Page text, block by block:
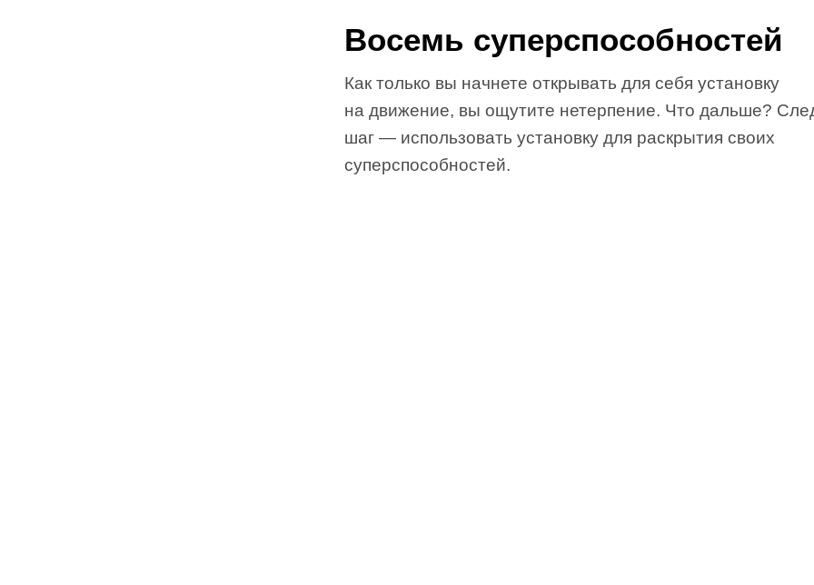
Восемь суперспособностей
Как только вы начнете открывать для себя установку
на движение, вы ощутите нетерпение. Что дальше?
шаг — использовать установку для раскрытия своих
суперспособностей.